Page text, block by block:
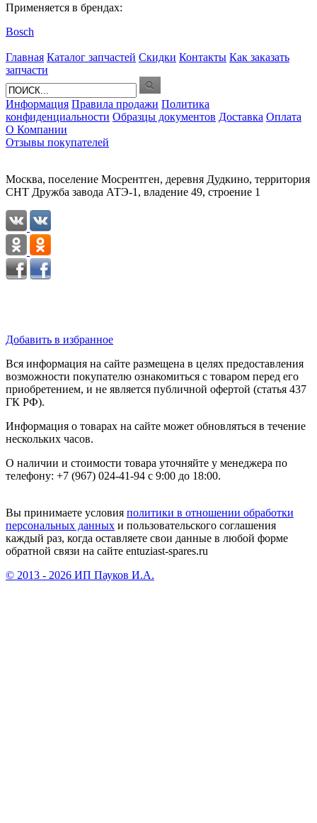
Применяется в брендах:
Bosch
Главная Каталог запчастей Скидки Контакты Как заказать
запчасти
Информация Правила продажи Политика
конфиденциальности Образцы документов Доставка Оплата
О Компании
Отзывы покупателей
Москва, поселение Мосрентген, деревня Дудкино, территория
СНТ Дружба завода АТЭ-1, владение 49, строение 1
Добавить в избранное
Вся информация на сайте размещена в целях предоставления
возможности покупателю ознакомиться с товаром перед его
приобретением, и не является публичной офертой (статья 437
ГК РФ).
Информация о товарах на сайте может обновляться в течение
нескольких часов.
О наличии и стоимости товара уточняйте у менеджера по
телефону: +7 (967) 024-41-94 с 9:00 до 18:00.
Вы принимаете условия политики в отношении обработки
персональных данных и пользовательского соглашения
каждый раз, когда оставляете свои данные в любой форме
обратной связи на сайте entuziast-spares.ru
© 2013 - 2026 ИП Пауков И.А.